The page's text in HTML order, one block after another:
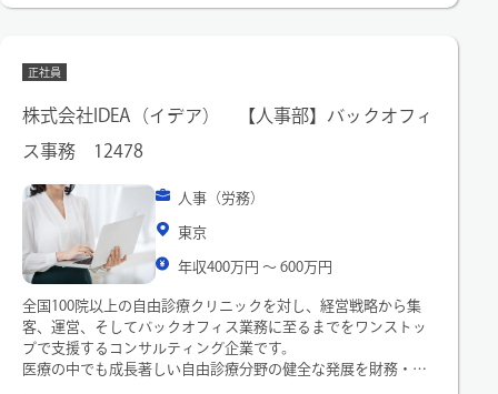
ります
【キャリアパス】
将来的には他の人事関連業務に職務範囲を広げ、様々な人事戦
略の企画から実行等を担って頂けます。キャリアの幅を広げる
〇部署の魅力
給与・社会保険課では、6名のスタッフでグループ全体の労務管
理業務を担っており、組織全体を支える重要な役割を果たして
います。日々の業務を通じて、人事・労務の中核に関わること
ができ、非常にやりがいのある環境です。また、現在は人事情
報システムのバージョンアップが完了し、業務全体のDX化を推
進中です。システムの刷新や業務プロセスの見直しを通じて、
効率化と生産性向上を実現し、組織の成長に貢献できるフェー
正社員
株式会社IDEA（イデア） 【人事部】バックオフィ
ス事務 12478
人事（労務）
東京
年収400万円 〜 600万円
全国100院以上の自由診療クリニックを対し、経営戦略から集
客、運営、そしてバックオフィス業務に至るまでをワンストッ
プで支援するコンサルティング企業です。
医療の中でも成⾧著しい自由診療分野の健全な発展を財務・運